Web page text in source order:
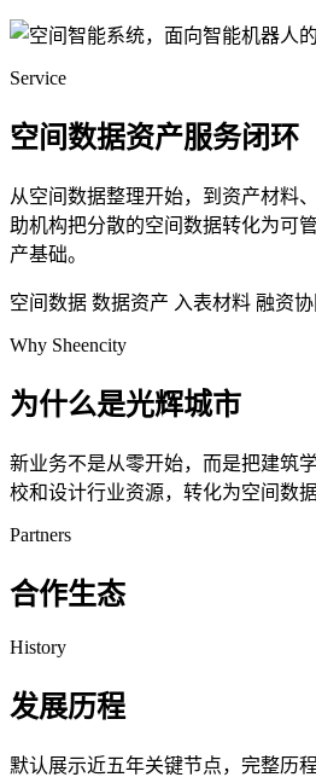
Service
空间数据资产服务闭环
从空间数据整理开始，到资产材料
助机构把分散的空间数据转化为可
产基础。
空间数据 数据资产 入表材料 融资协
Why Sheencity
为什么是光辉城市
新业务不是从零开始，而是把建筑
校和设计行业资源，转化为空间数
Partners
合作生态
History
发展历程
默认展示近五年关键节点，完整历